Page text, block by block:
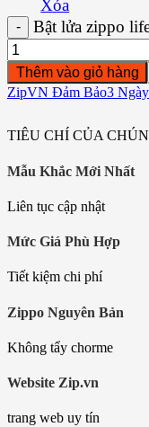
ZipVN Đảm Bảo3
TIÊU CHÍ CỦA
Mẫu Khắc Mới Nhất
Liên tục cập nhật
Mức Giá Phù Hợp
Tiết kiệm chi phí
Zippo Nguyên Bản
Không tẩy chorme
Website Zip.vn
trang web uy tín